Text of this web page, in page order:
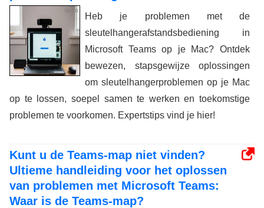
Heb je problemen met de
sleutelhangerafstandsbediening in
Microsoft Teams op je Mac? Ontdek
bewezen, stapsgewijze oplossingen
om sleutelhangerproblemen op je Mac
op te lossen, soepel samen te werken en toekomstige
problemen te voorkomen. Expertstips vind je hier!
Kunt u de Teams-map niet vinden?
Ultieme handleiding voor het oplossen
van problemen met Microsoft Teams:
Waar is de Teams-map?